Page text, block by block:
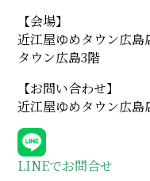
【会場】
近江屋ゆめタウン広
タウン広島3階
【お問い合わせ】
近江屋ゆめタウン広
LINEでお問合せ